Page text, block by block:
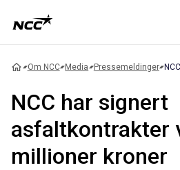
Om NCC Media Pressemeldinger
NCC har signert
asfaltkontrakter
millioner kroner